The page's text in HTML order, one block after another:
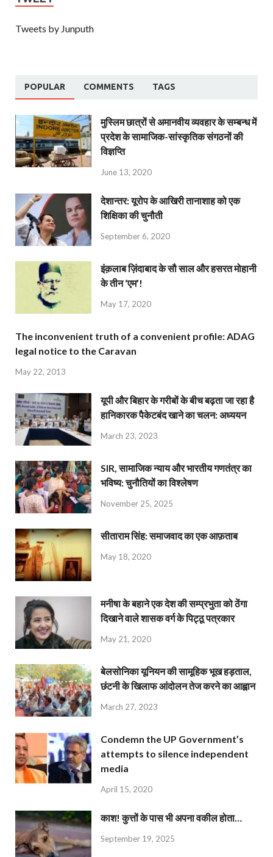
Tweets by Junputh
POPULAR COMMENTS TAGS
मुस्लिम छात्रों से अमानवीय व्यवहार के सम्बन्ध में
प्रदेश के सामाजिक-सांस्कृतिक संगठनों की
विज्ञप्ति
June 13, 2020
देशान्‍तर: यूरोप के आखिरी तानाशाह को एक
शिक्षिका की चुनौती
September 6, 2020
इंक़लाब ज़िंदाबाद के सौ साल और हसरत मोहानी
के तीन ‘एम’!
May 17, 2020
The inconvenient truth of a convenient profile: ADAG
legal notice to the Caravan
May 22, 2013
यूपी और बिहार के गरीबों के बीच बढ़ता जा रहा है
हानिकारक पैकेटबंद खाने का चलन: अध्ययन
March 23, 2023
SIR, सामाजिक न्याय और भारतीय गणतंत्र का
भविष्य: चुनौतियों का विश्लेषण
November 25, 2025
सीताराम सिंह: समाजवाद का एक आफ़ताब
May 18, 2020
मनीषा के बहाने एक देश की सम्प्रभुता को ठेंगा
दिखाने वाले शासक वर्ग के पिट्ठू पत्रकार
May 21, 2020
बेलसोनिका यूनियन की सामूहिक भूख हड़ताल,
छंटनी के खिलाफ आंदोलन तेज करने का आह्वान
March 27, 2023
Condemn the UP Government’s
attempts to silence independent
media
April 15, 2020
काश! कुत्तों के पास भी अपना वकील होता…
September 19, 2025